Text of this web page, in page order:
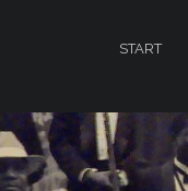
START